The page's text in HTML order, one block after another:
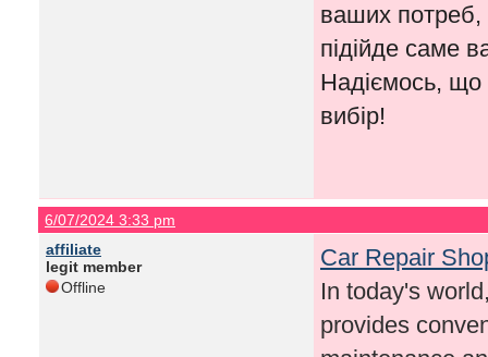
ваших потреб,
підійде саме
Надіємось,
вибір!
6/07/2024 3:33 pm
affiliate
legit member
Offline
Car Repair
In today's
provides